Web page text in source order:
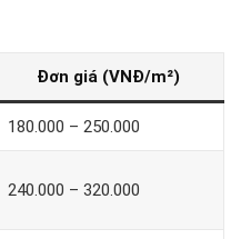
Đơn giá (VNĐ/m²)
180.000 – 250.000
240.000 – 320.000